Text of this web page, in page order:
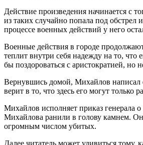
Действие произведения начинается с
из таких случайно попала под
процессе военных действий у него
Военные действия в городе
теплит внутри себя надежду на то, что
бы поздороваться с аристократией, но
Вернувшись домой, Михайлов написал
верит в то, что здесь его могут только
Михайлов исполняет приказ генерала
Михайлова ранили в голову камнем. Он
огромным числом убитых.
Далее читатель может удивиться